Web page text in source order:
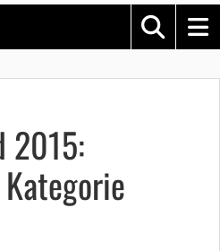
2015: